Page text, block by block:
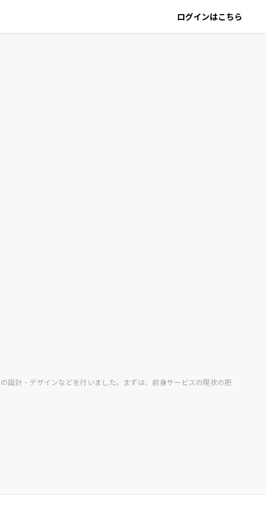
ログインはこちら
設計・デザインなどを行いました。まずは、前身サービスの現状の把